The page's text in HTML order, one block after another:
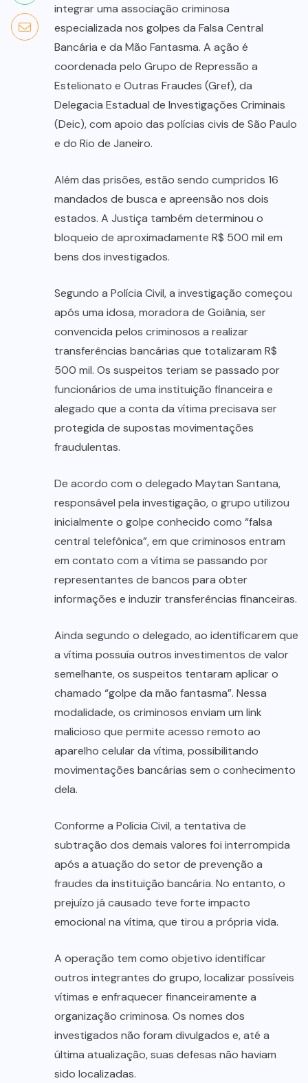
integrar uma associação criminosa
especializada nos golpes da Falsa Central
Bancária e da Mão Fantasma. A ação é
coordenada pelo Grupo de Repressão a
Estelionato e Outras Fraudes (Gref), da
Delegacia Estadual de Investigações Criminais
(Deic), com apoio das polícias civis de São Paulo
e do Rio de Janeiro.
Além das prisões, estão sendo cumpridos 16
mandados de busca e apreensão nos dois
estados. A Justiça também determinou o
bloqueio de aproximadamente R$ 500 mil em
bens dos investigados.
Segundo a Polícia Civil, a investigação começou
após uma idosa, moradora de Goiânia, ser
convencida pelos criminosos a realizar
transferências bancárias que totalizaram R$
500 mil. Os suspeitos teriam se passado por
funcionários de uma instituição financeira e
alegado que a conta da vítima precisava ser
protegida de supostas movimentações
fraudulentas.
De acordo com o delegado Maytan Santana,
responsável pela investigação, o grupo utilizou
inicialmente o golpe conhecido como “falsa
central telefônica”, em que criminosos entram
em contato com a vítima se passando por
representantes de bancos para obter
informações e induzir transferências financeiras.
Ainda segundo o delegado, ao identificarem que
a vítima possuía outros investimentos de valor
semelhante, os suspeitos tentaram aplicar o
chamado “golpe da mão fantasma”. Nessa
modalidade, os criminosos enviam um link
malicioso que permite acesso remoto ao
aparelho celular da vítima, possibilitando
movimentações bancárias sem o conhecimento
dela.
Conforme a Polícia Civil, a tentativa de
subtração dos demais valores foi interrompida
após a atuação do setor de prevenção a
fraudes da instituição bancária. No entanto, o
prejuízo já causado teve forte impacto
emocional na vítima, que tirou a própria vida.
A operação tem como objetivo identificar
outros integrantes do grupo, localizar possíveis
vítimas e enfraquecer financeiramente a
organização criminosa. Os nomes dos
investigados não foram divulgados e, até a
última atualização, suas defesas não haviam
sido localizadas.